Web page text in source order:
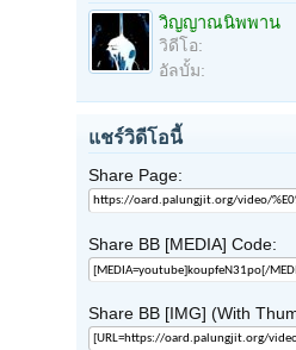
วิญญาณนิพพาน
วิดีโอ:
อัลบั้ม:
แชร์วิดีโอนี้
Share Page:
Share BB [MEDIA] Code:
Share BB [IMG] (With